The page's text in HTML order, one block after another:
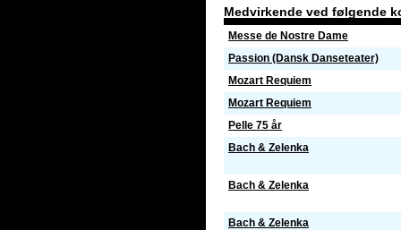
Medvirkende ved følgende
Messe de Nostre Dame
Passion (Dansk Danseteater)
Mozart Requiem
Mozart Requiem
Pelle 75 år
Bach & Zelenka
Bach & Zelenka
Bach & Zelenka